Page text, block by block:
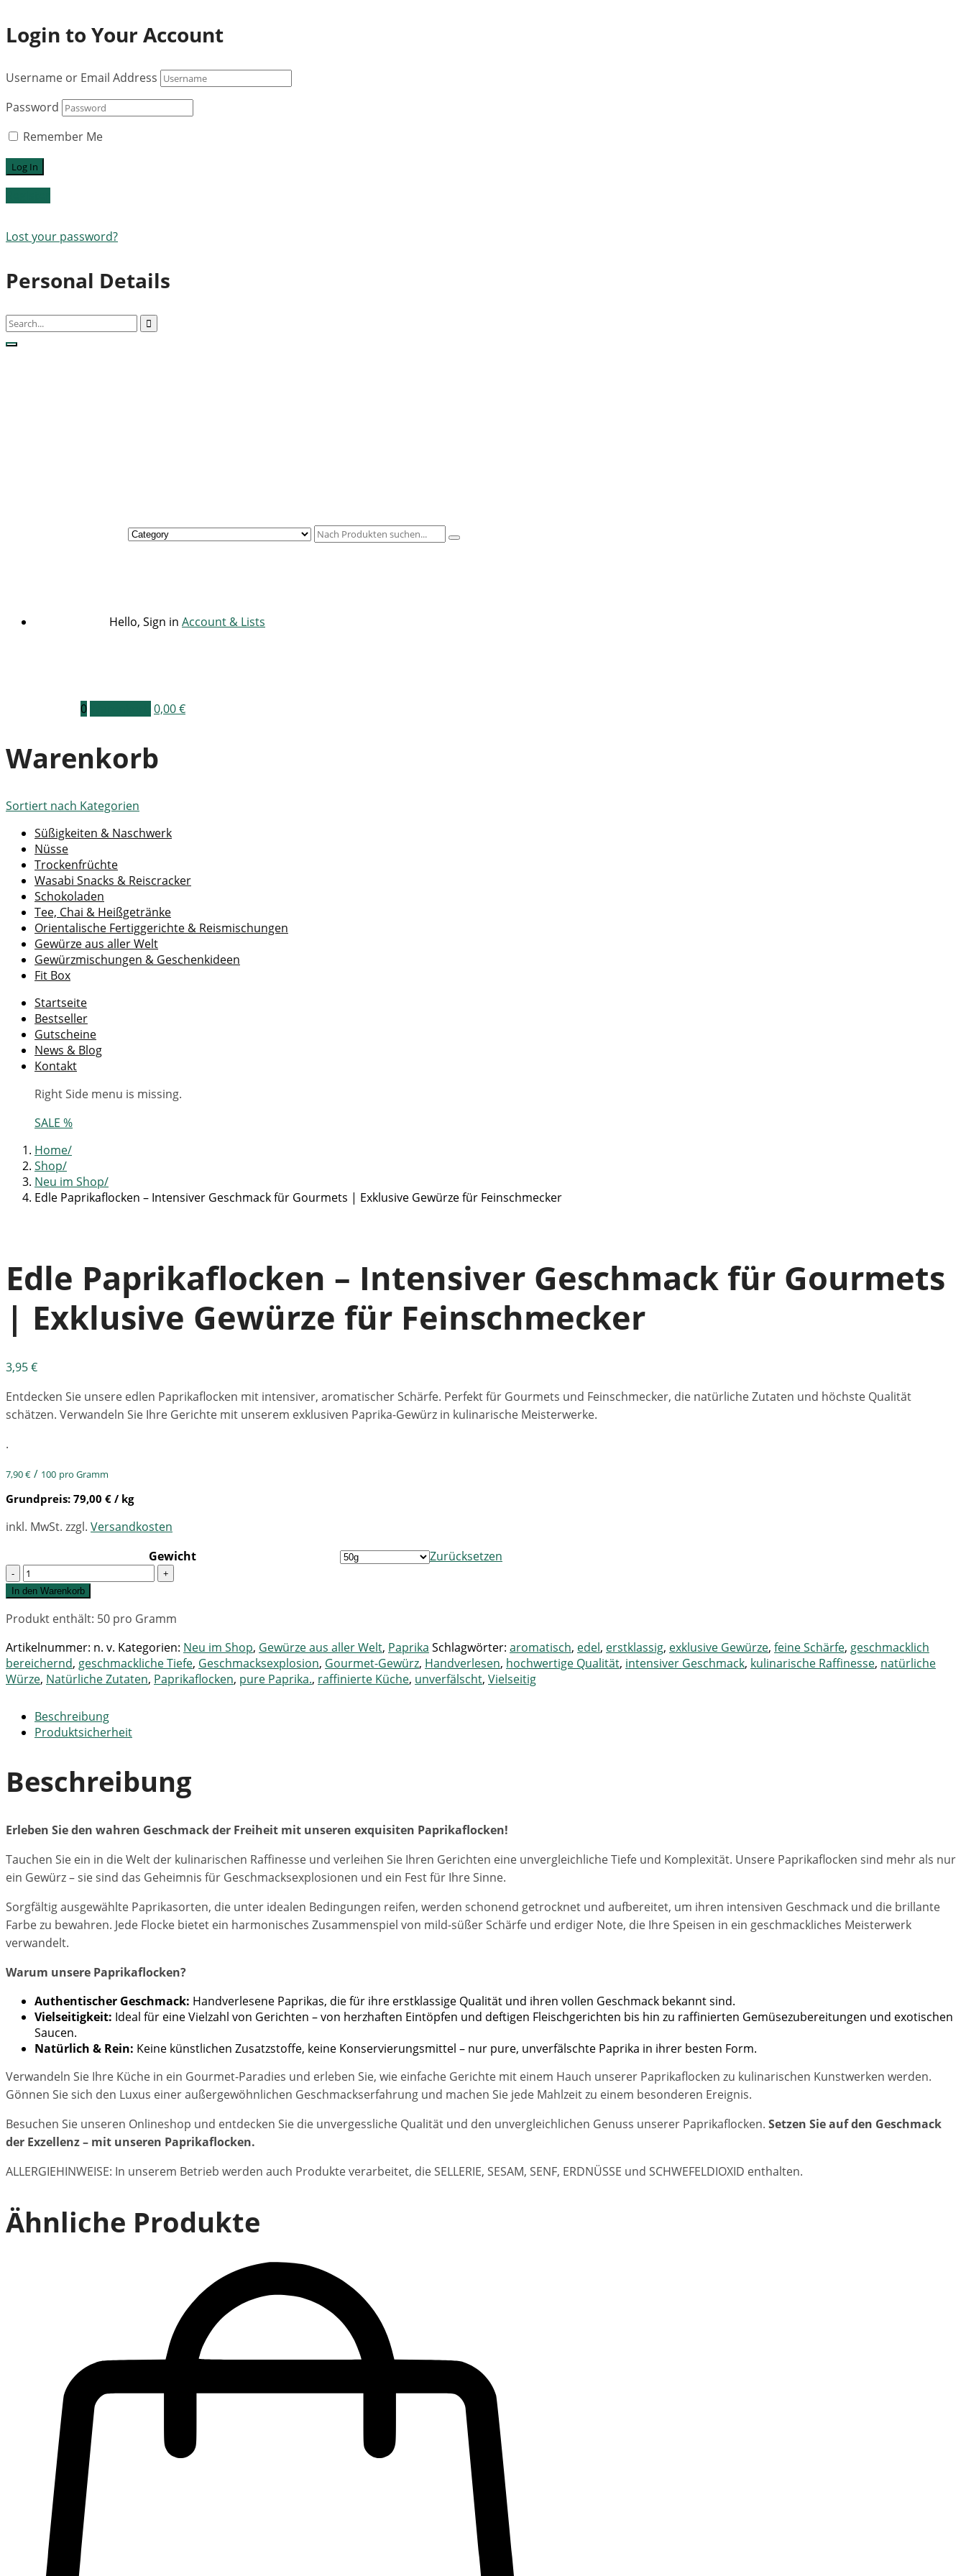
Login to Your Account
Username or Email Address
Password
Remember Me
Lost your password?
Personal Details
Hello, Sign in Account & Lists
0 0,00€
Warenkorb
Sortiert nach Kategorien
Süßigkeiten & Naschwerk
Nüsse
Trockenfrüchte
Wasabi Snacks & Reiscracker
Schokoladen
Tee, Chai & Heißgetränke
Orientalische Fertiggerichte & Reismischungen
Gewürze aus aller Welt
Gewürzmischungen & Geschenkideen
Fit Box
Startseite
Bestseller
Gutscheine
News & Blog
Kontakt
Right Side menu is missing.
SALE %
Home
Shop
Neu im Shop
Edle Paprikaflocken – Intensiver Geschmack für Gourmets | Exklusive Gewürze für Feinschmecker
Edle Paprikaflocken – Intensiver Geschmack für Gourmets
| Exklusive Gewürze für Feinschmecker
3,95€
Entdecken Sie unsere edlen Paprikaflocken mit intensiver, aromatischer Schärfe. Perfekt für Gourmets und Feinschmecker, die natürliche Zutaten und höchste Qualität
schätzen. Verwandeln Sie Ihre Gerichte mit unserem exklusiven Paprika-Gewürz in kulinarische Meisterwerke.
.
7,90€ / 100 pro Gramm
Grundpreis: 79,00 € / kg
inkl. MwSt. zzgl. Versandkosten
Gewicht
Zurücksetzen
Quantity
In den Warenkorb
Produkt enthält: 50 pro Gramm
Artikelnummer: n. v. Kategorien: Neu im Shop, Gewürze aus aller Welt, Paprika Schlagwörter: aromatisch, edel, erstklassig, exklusive Gewürze, feine Schärfe, geschmacklich
bereichernd, geschmackliche Tiefe, Geschmacksexplosion, Gourmet-Gewürz, Handverlesen, hochwertige Qualität, intensiver Geschmack, kulinarische Raffinesse, natürliche
Würze, Natürliche Zutaten, Paprikaflocken, pure Paprika., raffinierte Küche, unverfälscht, Vielseitig
Beschreibung
Produktsicherheit
Beschreibung
Erleben Sie den wahren Geschmack der Freiheit mit unseren exquisiten Paprikaflocken!
Tauchen Sie ein in die Welt der kulinarischen Raffinesse und verleihen Sie Ihren Gerichten eine unvergleichliche Tiefe und Komplexität. Unsere Paprikaflocken sind mehr als nur
ein Gewürz – sie sind das Geheimnis für Geschmacksexplosionen und ein Fest für Ihre Sinne.
Sorgfältig ausgewählte Paprikasorten, die unter idealen Bedingungen reifen, werden schonend getrocknet und aufbereitet, um ihren intensiven Geschmack und die brillante
Farbe zu bewahren. Jede Flocke bietet ein harmonisches Zusammenspiel von mild-süßer Schärfe und erdiger Note, die Ihre Speisen in ein geschmackliches Meisterwerk
verwandelt.
Warum unsere Paprikaflocken?
Authentischer Geschmack: Handverlesene Paprikas, die für ihre erstklassige Qualität und ihren vollen Geschmack bekannt sind.
Vielseitigkeit: Ideal für eine Vielzahl von Gerichten – von herzhaften Eintöpfen und deftigen Fleischgerichten bis hin zu raffinierten Gemüsezubereitungen und exotischen
Saucen.
Natürlich & Rein: Keine künstlichen Zusatzstoffe, keine Konservierungsmittel – nur pure, unverfälschte Paprika in ihrer besten Form.
Verwandeln Sie Ihre Küche in ein Gourmet-Paradies und erleben Sie, wie einfache Gerichte mit einem Hauch unserer Paprikaflocken zu kulinarischen Kunstwerken werden.
Gönnen Sie sich den Luxus einer außergewöhnlichen Geschmackserfahrung und machen Sie jede Mahlzeit zu einem besonderen Ereignis.
Besuchen Sie unseren Onlineshop und entdecken Sie die unvergessliche Qualität und den unvergleichlichen Genuss unserer Paprikaflocken. Setzen Sie auf den Geschmack
der Exzellenz – mit unseren Paprikaflocken.
ALLERGIEHINWEISE: In unserem Betrieb werden auch Produkte verarbeitet, die SELLERIE, SESAM, SENF, ERDNÜSSE und SCHWEFELDIOXID enthalten.
Ähnliche Produkte